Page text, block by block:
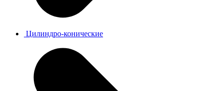
Цилиндро-конические